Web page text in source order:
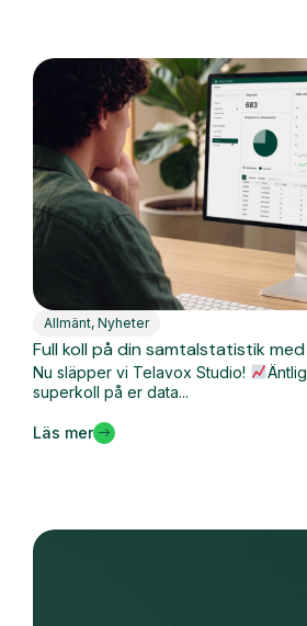
Allmänt, Nyheter
Full koll på din samtalstatistik
Nu släpper vi Telavox Studio!
superkoll på er data...
Läs mer